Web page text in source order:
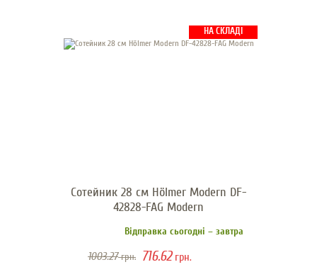
НА СКЛАДІ
Сотейник 28 см Hölmer Modern DF-
42828-FAG Modern
Відправка сьогодні – завтра
1003.27грн. 716.62грн.